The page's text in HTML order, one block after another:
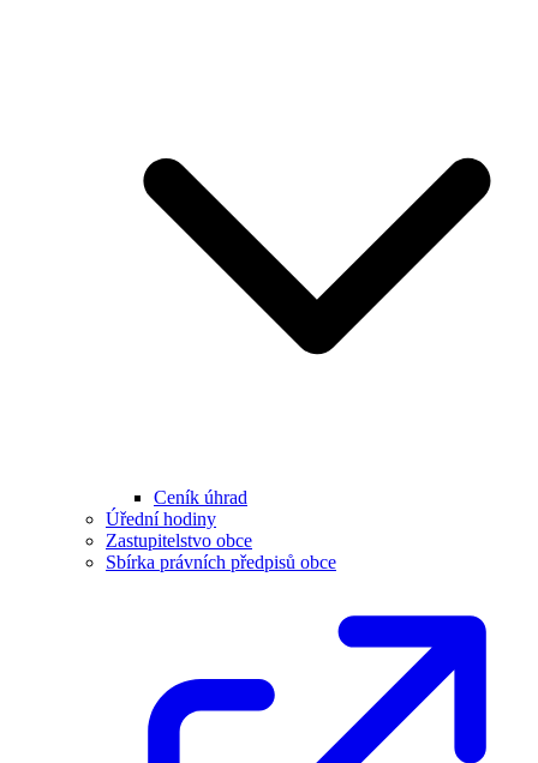
Ceník úhrad
Úřední hodiny
Zastupitelstvo obce
Sbírka právních předpisů obce